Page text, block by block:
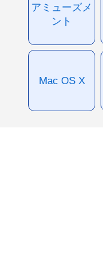
アミューズメ
ント
Mac OS X